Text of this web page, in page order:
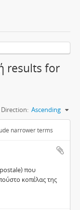
results for
Direction: Ascending
narrower terms
postale) που
κοπέλας της